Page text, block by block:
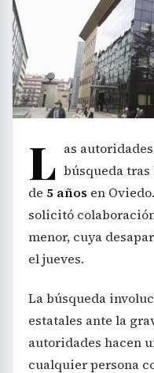
L as
búsqueda
de 5 años en
solicitó
menor, cuya
el jueves.
La búsqueda
estatales ante la
autoridades hacen
cualquier persona